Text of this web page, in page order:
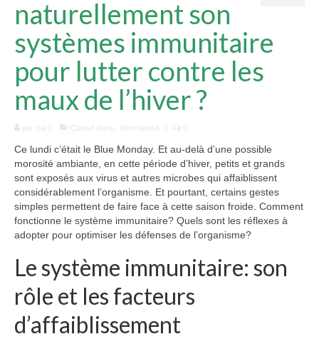
Sport & récupération
Antioxydant
Défenses immunitaires
Hypertension
Cholestérol
Beauté
Spiruline et cheveux
Spiruline et ongles
Formes
Choisir sa spiruline
Blog
naturellement son
systèmes immunitaire
pour lutter contre les
maux de l’hiver ?
par Isa Classé dans : Non classé
Ce lundi c’était le Blue Monday. Et au-delà d’une possible
morosité ambiante, en cette période d’hiver, petits et grands
sont exposés aux virus et autres microbes qui affaiblissent
considérablement l’organisme. Et pourtant, certains gestes
simples permettent de faire face à cette saison froide. Comment
fonctionne le système immunitaire? Quels sont les réflexes à
adopter pour optimiser les défenses de l’organisme?
Le système immunitaire: son
rôle et les facteurs
d’affaiblissement